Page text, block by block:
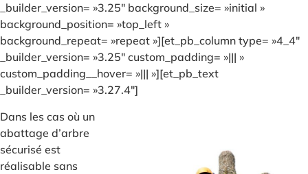
_builder_version= »3.25″ background_size= »initial »
background_position= »top_left »
background_repeat= »repeat »][et_pb_column type= »4_4″
_builder_version= »3.25″ custom_padding= »||| »
custom_padding__hover= »||| »][et_pb_text
_builder_version= »3.27.4″]
Dans les cas où un
abattage d’arbre
sécurisé est
réalisable sans